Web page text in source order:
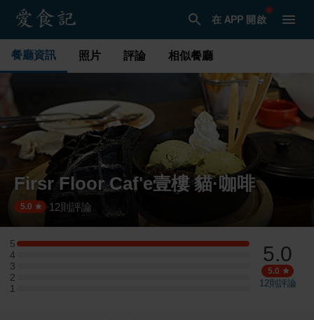
在 APP 開啟
餐廳資訊 照片 評論 相似餐廳
Firsr Floor Caf'e壹樓 貓·咖啡
5.0 ·12 則評論
5
5 星：2 則評論
4
4 星：0 則評論
3
3 星：0 則評論
2
2 星：0 則評論
1
1 星：0 則評論
5.0
5.0
12則評論